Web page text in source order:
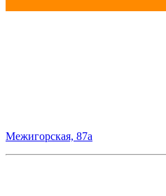
Межигорская, 87а